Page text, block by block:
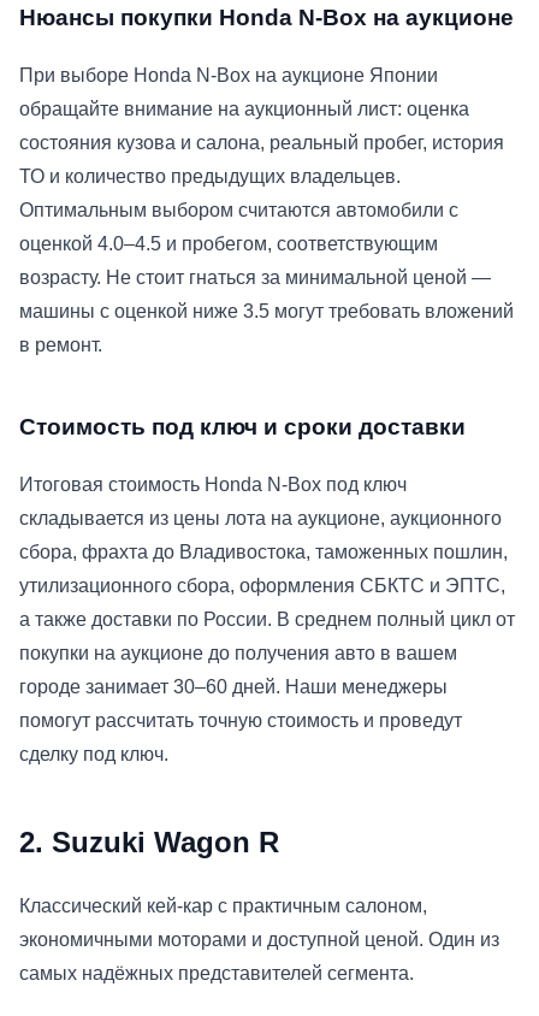
Нюансы покупки Honda N-Box на аукционе
При выборе Honda N-Box на аукционе Японии
обращайте внимание на аукционный лист: оценка
состояния кузова и салона, реальный пробег, история
ТО и количество предыдущих владельцев.
Оптимальным выбором считаются автомобили с
оценкой 4.0–4.5 и пробегом, соответствующим
возрасту. Не стоит гнаться за минимальной ценой —
машины с оценкой ниже 3.5 могут требовать вложений
в ремонт.
Стоимость под ключ и сроки доставки
Итоговая стоимость Honda N-Box под ключ
складывается из цены лота на аукционе, аукционного
сбора, фрахта до Владивостока, таможенных пошлин,
утилизационного сбора, оформления СБКТС и ЭПТС,
а также доставки по России. В среднем полный цикл от
покупки на аукционе до получения авто в вашем
городе занимает 30–60 дней. Наши менеджеры
помогут рассчитать точную стоимость и проведут
сделку под ключ.
2. Suzuki Wagon R
Классический кей-кар с практичным салоном,
экономичными моторами и доступной ценой. Один из
самых надёжных представителей сегмента.